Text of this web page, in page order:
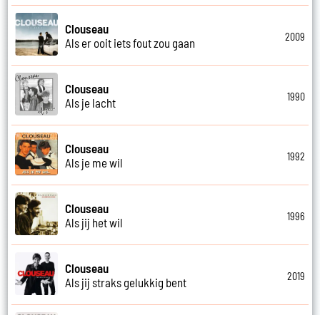
Clouseau
Als er ooit iets fout zou gaan
2009
Clouseau
Als je lacht
1990
Clouseau
Als je me wil
1992
Clouseau
Als jij het wil
1996
Clouseau
Als jij straks gelukkig bent
2019